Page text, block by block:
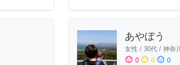
あやぼう
女性 / 30代/ 神奈
sentiment_satisfied 0 sentiment_neutral 0 sentiment_dissatisfied 0